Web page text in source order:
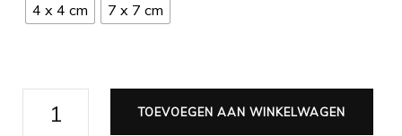
4 x 4 cm
7 x 7 cm
muurcirkel
TOEVOEGEN AAN WINKELWAGEN